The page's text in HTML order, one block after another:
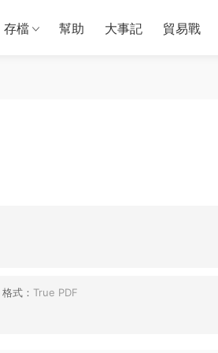
存檔 幫助 大事記 貿易戰
格式： True PDF